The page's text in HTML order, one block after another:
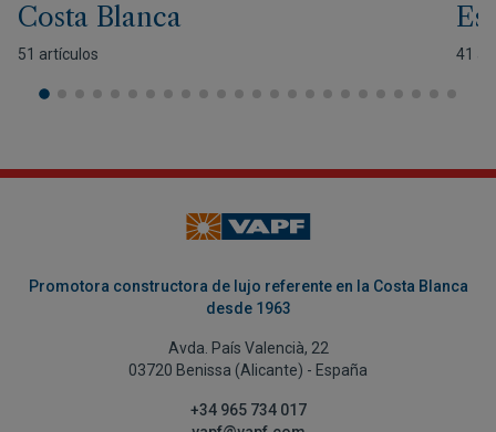
Costa Blanca
51 artículos 41
Promotora constructora de lujo referente en la Costa Blanca
desde 1963
Avda. País Valencià, 22
03720 Benissa (Alicante) - España
+34 965 734 017